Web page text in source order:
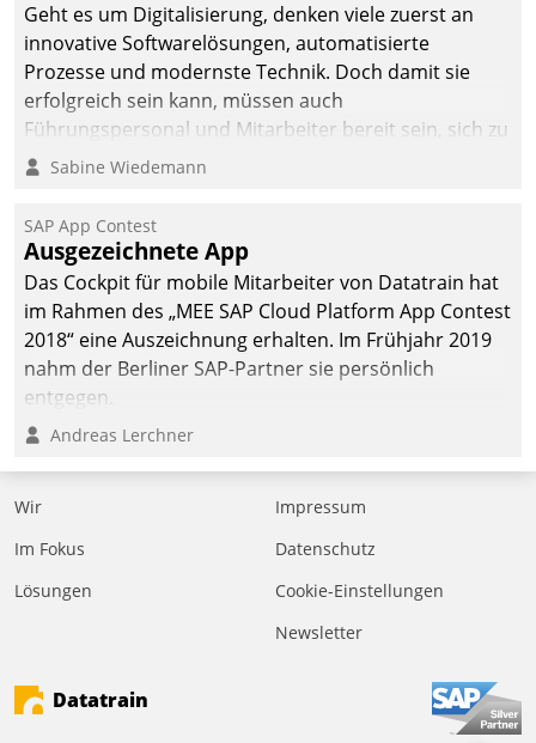
Geht es um Digitalisierung, denken viele zuerst an
innovative Softwarelösungen, automatisierte
Prozesse und modernste Technik. Doch damit sie
erfolgreich sein kann, müssen auch
Führungspersonal und Mitarbeiter bereit sein, sich zu
verändern und anzupassen, sonst werden sie an ihr
Sabine Wiedemann
SAP App Contest
Ausgezeichnete App
Das Cockpit für mobile Mitarbeiter von Datatrain hat
im Rahmen des „MEE SAP Cloud Platform App Contest
2018“ eine Auszeichnung erhalten. Im Frühjahr 2019
nahm der Berliner SAP-Partner sie persönlich
entgegen.
Andreas Lerchner
Wir
Im Fokus
Lösungen
Impressum
Datenschutz
Cookie-Einstellungen
Newsletter
Datatrain